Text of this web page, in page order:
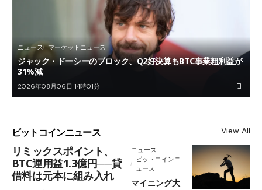
ニュース マーケットニュース
ジャック・ドーシーのブロック、Q2好決算もBTC事業粗利益が
31%減
2026年08月06日 14時01分
ビットコインニュース View All
リミックスポイント、
BTC運用益1.3億円──貸
借料は元本に組み入れ
ニュース
ビットコインニ
ュース
マイニング大